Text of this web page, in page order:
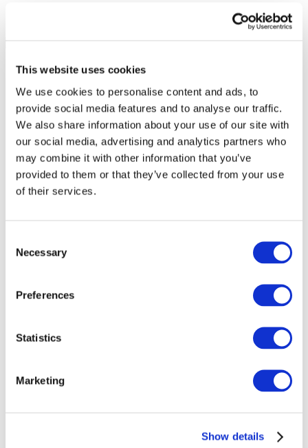
This website uses cookies
We use cookies to personalise content and ads, to
provide social media features and to analyse our traffic.
We also share information about your use of our site with
our social media, advertising and analytics partners who
may combine it with other information that you’ve
provided to them or that they’ve collected from your use
of their services.
Selection
Necessary
Preferences
Statistics
Marketing
Show details
Всі заходи
Концерти